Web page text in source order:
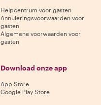
Helpcentrum voor gasten
Annuleringsvoorwaarden voor
gasten
Algemene voorwaarden voor
gasten
Download onze app
App Store
Google Play Store